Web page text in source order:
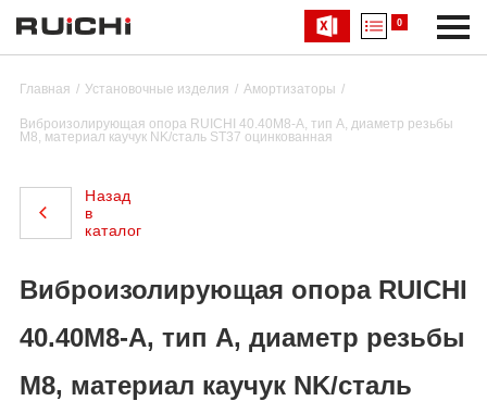
0
Главная Установочные изделия Амортизаторы
Виброизолирующая опора RUICHI 40.40М8-А, тип А, диаметр резьбы
М8, материал каучук NK/сталь ST37 оцинкованная
Назад
в
каталог
Виброизолирующая опора RUICHI
40.40М8-А, тип А, диаметр резьбы
М8, материал каучук NK/сталь